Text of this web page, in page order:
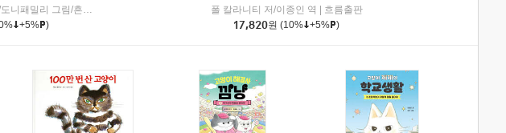
흔한남매 원저/이종혁 글/도니패밀리 그림/흔한컴퍼니 감수
미래엔아이세움
+5% )
폴 칼라니티 저/이종인 역
흐름출판
17,820원 (10% +5% )